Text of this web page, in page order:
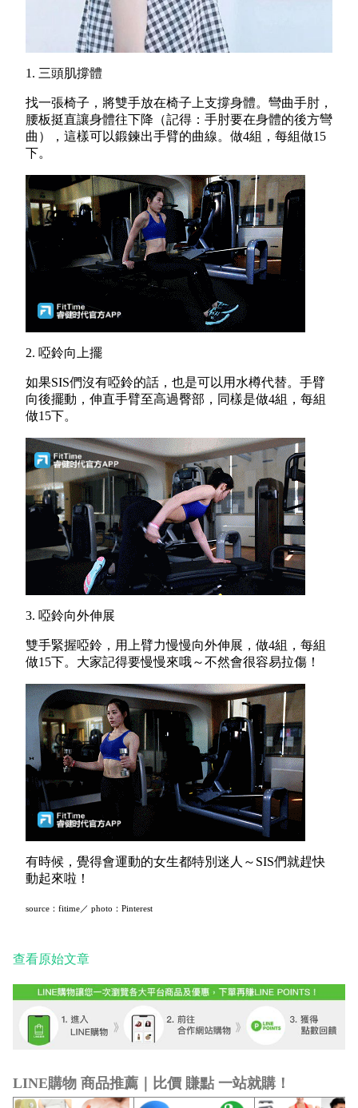
1. 三頭肌撐體
找一張椅子， 將雙手放在椅子上支撐身體。 彎曲手肘，
腰板挺直讓身體往下降（記得： 手肘要在身體的後方彎
曲），這樣可以鍛鍊出手臂的曲線。做4組，每組做15
下。
2. 啞鈴向上擺
如果SIS們沒有啞鈴的話，也是可以用水樽代替。手臂
向後擺動，伸直手臂至高過臀部，同樣是做4組，每組
做15下。
3. 啞鈴向外伸展
雙手緊握啞鈴，用上臂力慢慢向外伸展，做4組，每組
做15下。大家記得要慢慢來哦～不然會很容易拉傷！
有時候，覺得會運動的女生都特別迷人～SIS們就趕快
動起來啦！
source：fitime／ photo：Pinterest
查看原始文章
LINE購物 商品推薦｜比價 賺點 一站就購！